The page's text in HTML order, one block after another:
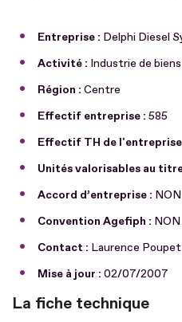
Entreprise : Delphi Diesel
Activité : Industrie de
Région : Centre
Effectif entreprise : 585
Effectif TH de l'entreprise
Unités valorisables au
Accord d’entreprise : NON
Convention Agefiph : NON
Contact : Laurence
Mise à jour : 02/07/2007
La fiche technique